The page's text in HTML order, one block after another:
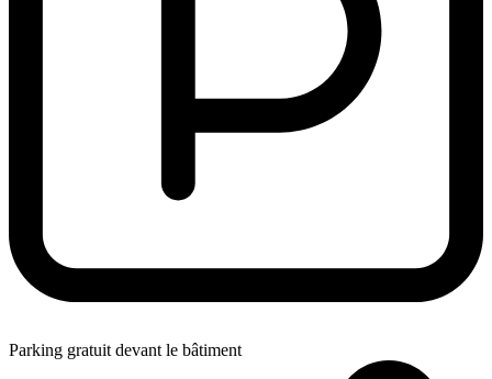
Parking gratuit devant le bâtiment